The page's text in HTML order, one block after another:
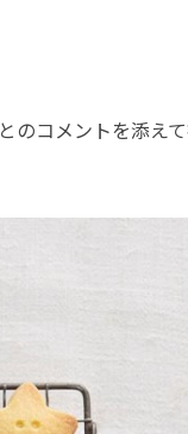
のコメントを添え